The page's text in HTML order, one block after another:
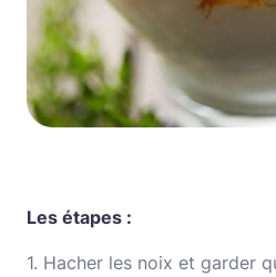
Les étapes :
1. Hacher les noix et garder